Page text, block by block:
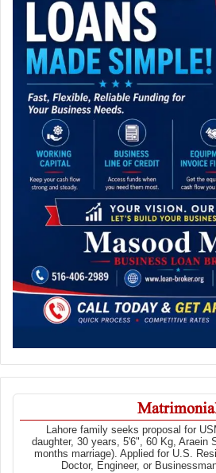
Lahore family seeks proposal for
daughter, 30 years, 5'6", 60 Kg, Araein
months marriage). Applied for U.S.
Doctor, Engineer, or